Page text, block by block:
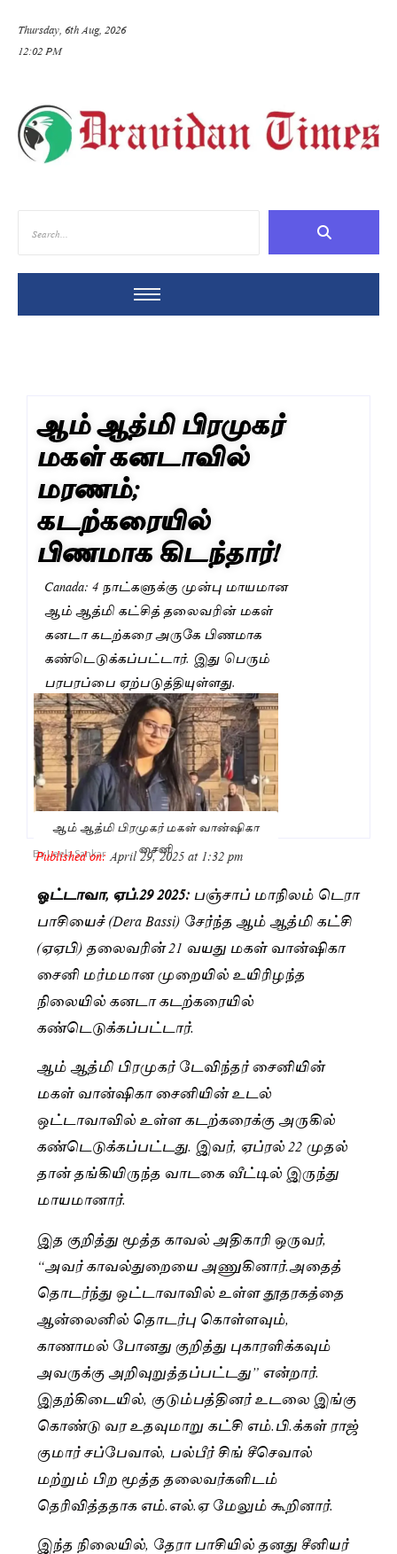
Thursday, 6th Aug, 2026
12:02 PM
ஆம் ஆத்மி பிரமுகர்
மகள் கனடாவில்
மரணம்;
கடற்கரையில்
பிணமாக கிடந்தார்!
Canada: 4 நாட்களுக்கு முன்பு மாயமான
ஆம் ஆத்மி கட்சித் தலைவரின் மகள்
கனடா கடற்கரை அருகே பிணமாக
கண்டெடுக்கப்பட்டார். இது பெரும்
பரபரப்பை ஏற்படுத்தியுள்ளது.
ஆம் ஆத்மி பிரமுகர் மகள் வான்ஷிகா
சைனி
By Leela Sankar
Published on: April 29, 2025 at 1:32 pm
ஓட்டாவா, ஏப்.29 2025:பஞ்சாப் மாநிலம் டெரா
பாசியைச் (Dera Bassi) சேர்ந்த ஆம் ஆத்மி கட்சி
(ஏஏபி) தலைவரின் 21 வயது மகள் வான்ஷிகா
சைனி மர்மமான முறையில் உயிரிழந்த
நிலையில் கனடா கடற்கரையில்
கண்டெடுக்கப்பட்டார்.
ஆம் ஆத்மி பிரமுகர் டேவிந்தர் சைனியின்
மகள் வான்ஷிகா சைனியின் உடல்
ஒட்டாவாவில் உள்ள கடற்கரைக்கு அருகில்
கண்டெடுக்கப்பட்டது. இவர், ஏப்ரல் 22 முதல்
தான் தங்கியிருந்த வாடகை வீட்டில் இருந்து
மாயமானார்.
இத குறித்து மூத்த காவல் அதிகாரி ஒருவர்,
“அவர் காவல்துறையை அணுகினார்.அதைத்
தொடர்ந்து ஒட்டாவாவில் உள்ள தூதரகத்தை
ஆன்லைனில் தொடர்பு கொள்ளவும்,
காணாமல் போனது குறித்து புகாரளிக்கவும்
அவருக்கு அறிவுறுத்தப்பட்டது” என்றார்.
இதற்கிடையில், குடும்பத்தினர் உடலை இங்கு
கொண்டு வர உதவுமாறு கட்சி எம்.பி.க்கள் ராஜ்
குமார் சப்பேவால், பல்பீர் சிங் சீசெவால்
மற்றும் பிற மூத்த தலைவர்களிடம்
தெரிவித்ததாக எம்.எல்.ஏ மேலும் கூறினார்.
இந்த நிலையில், தேரா பாசியில் தனது சீனியர்